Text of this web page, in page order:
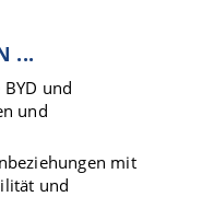
...
und
und
mit
und